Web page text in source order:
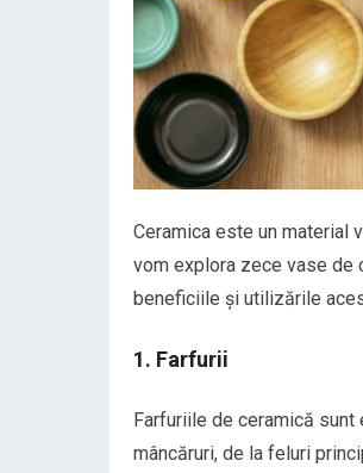
Ceramica este un material
vom explora zece vase de
beneficiile și utilizările
1. Farfurii
Farfuriile de ceramică
mâncăruri, de la feluri